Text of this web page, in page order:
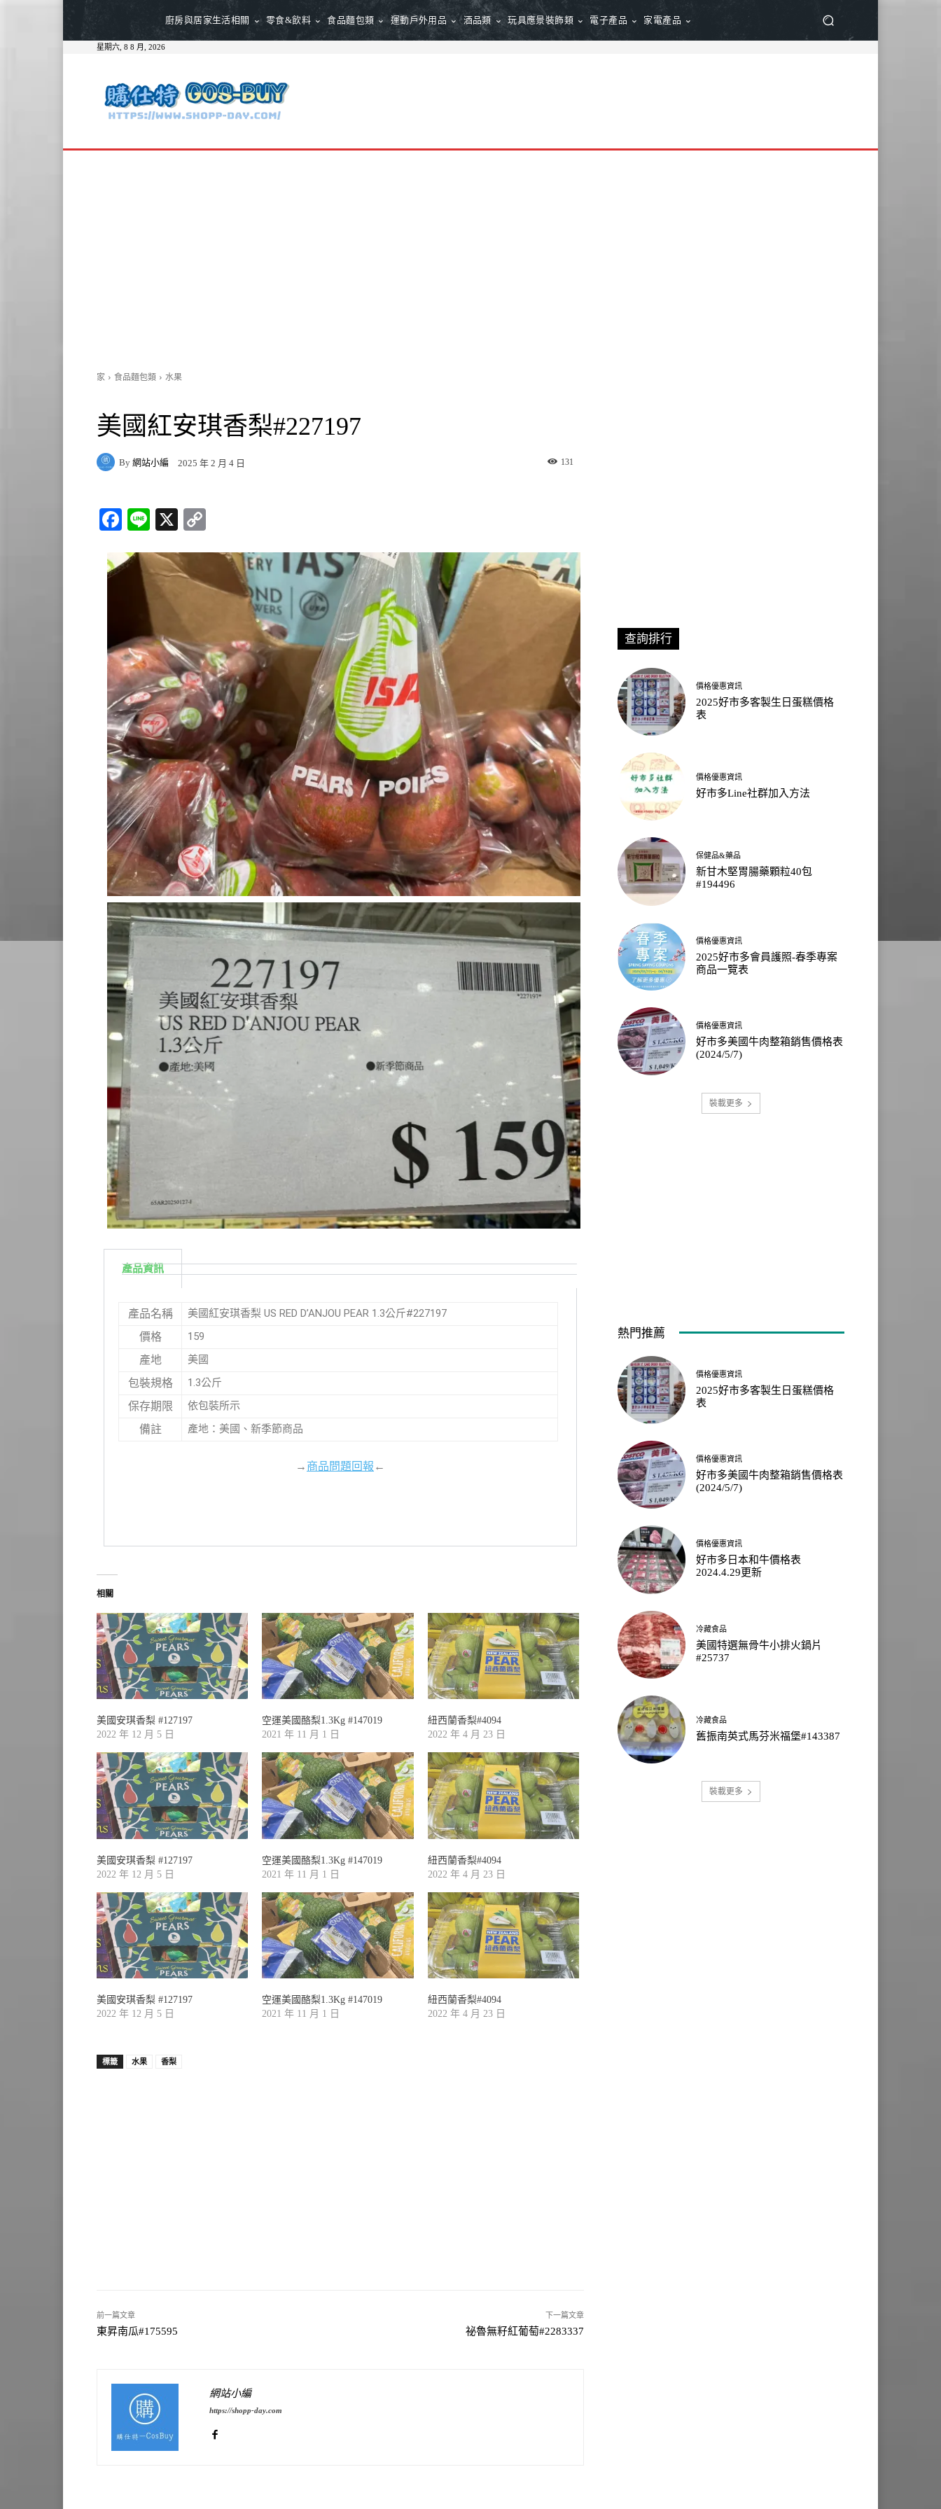
廚房與居家生活相關 零食&飲料 食品麵包類 運動戶外用品 酒品類 玩具應景裝飾類 電子產品 家電產品
星期六, 8 8 月, 2026
家 食品麵包類 水果
美國紅安琪香梨#227197
By 網站小編 2025 年 2 月 4 日 131
Fa
bo
ok
Li
X
Li
產品資訊
產品名稱 美國紅安琪香梨 US RED D’ANJOU PEAR 1.3公斤#227197
價格 159
產地 美國
包裝規格 1.3公斤
保存期限 依包裝所示
備註 產地：美國、新季節商品
→商品問題回報←
相關
美國安琪香梨 #127197
2022 年 12 月 5 日
空運美國酪梨1.3Kg #147019
2021 年 11 月 1 日
紐西蘭香梨#4094
2022 年 4 月 23 日
美國安琪香梨 #127197
2022 年 12 月 5 日
空運美國酪梨1.3Kg #147019
2021 年 11 月 1 日
紐西蘭香梨#4094
2022 年 4 月 23 日
美國安琪香梨 #127197
2022 年 12 月 5 日
空運美國酪梨1.3Kg #147019
2021 年 11 月 1 日
紐西蘭香梨#4094
2022 年 4 月 23 日
標籤 水果 香梨
前一篇文章
東昇南瓜#175595
下一篇文章
祕魯無籽紅葡萄#2283337
網站小編
https://shopp-day.com
查詢排行
價格優惠資訊
2025好市多客製生日蛋糕價格
表
價格優惠資訊
好市多Line社群加入方法
保健品&藥品
新甘木堅胃腸藥顆粒40包
#194496
價格優惠資訊
2025好市多會員護照-春季專案
商品一覽表
價格優惠資訊
好市多美國牛肉整箱銷售價格表
(2024/5/7)
裝載更多
熱門推薦
價格優惠資訊
2025好市多客製生日蛋糕價格
表
價格優惠資訊
好市多美國牛肉整箱銷售價格表
(2024/5/7)
價格優惠資訊
好市多日本和牛價格表
2024.4.29更新
冷藏食品
美國特選無骨牛小排火鍋片
#25737
冷藏食品
舊振南英式馬芬米福堡#143387
裝載更多